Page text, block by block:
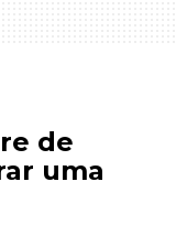
de
uma